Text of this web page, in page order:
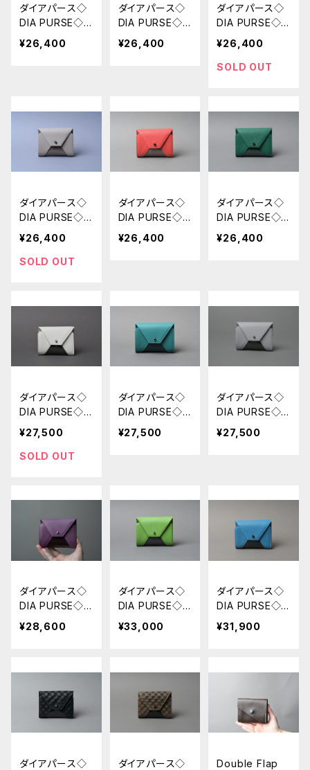
ダイアパース◇
DIA PURSE◇
ポト ブラック
¥26,400
ダイアパース◇
DIA PURSE◇
ポト シルバ
¥26,400
ダイアパース◇
DIA PURSE◇
ポト イエロ
ー (S)
¥26,400
SOLD OUT
ダイアパース◇
DIA PURSE◇
ポト ベージ
¥26,400
SOLD OUT
ダイアパース◇
DIA PURSE◇
ポト レッド
¥26,400
ダイアパース◇
DIA PURSE◇
ポト モスグ
リーン
¥26,400
ダイアパース◇
DIA PURSE◇
リスオ シロ
¥27,500
SOLD OUT
ダイアパース◇
DIA PURSE◇
リスオ ター
コイズ
¥27,500
ダイアパース◇
DIA PURSE◇
リスオ ライト
グレー
¥27,500
ダイアパース◇
DIA PURSE◇
ロロ グレー
¥28,600
ダイアパース◇
DIA PURSE◇
SULLY キミド
¥33,000
ダイアパース◇
DIA PURSE◇
SULLY デニ
¥31,900
ダイアパース◇
ダイアパース◇
Double Flap